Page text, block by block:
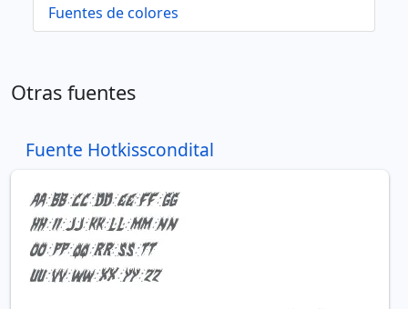
Fuentes de colores
Otras fuentes
Fuente Hotkisscondital